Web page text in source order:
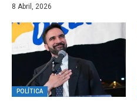
8 Abril, 2026
POLÍTICA